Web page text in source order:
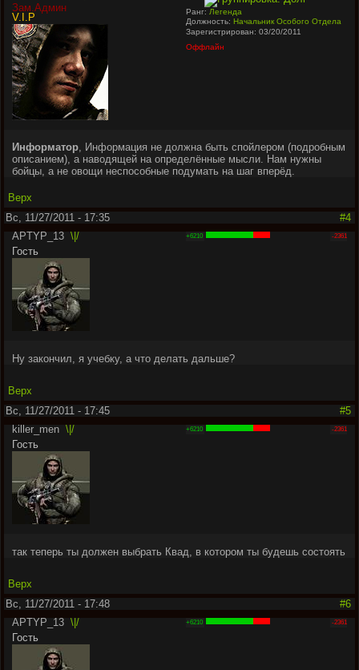
Зам.Админ
V.I.P
Ранг: Легенда
Должность:Начальник Особого Отдела
Зарегистрирован: 03/20/2011
Оффлайн
Информатор, Информация не должна быть спойлером (подробным
описанием), а наводящей на определённые мысли. Нам нужны
бойцы, а не овощи неспособные подумать на шаг вперёд.
Верх
Вс, 11/27/2011 - 17:35
#4
APTYP_13 \|/
Гость
+6210 -2361
Ну закончил, я учебку, а что делать дальше?
Верх
Вс, 11/27/2011 - 17:45
#5
killer_men \|/
Гость
+6210 -2361
так теперь ты должен выбрать Квад, в котором ты будешь состоять
Верх
Вс, 11/27/2011 - 17:48
#6
APTYP_13 \|/
Гость
+6210 -2361